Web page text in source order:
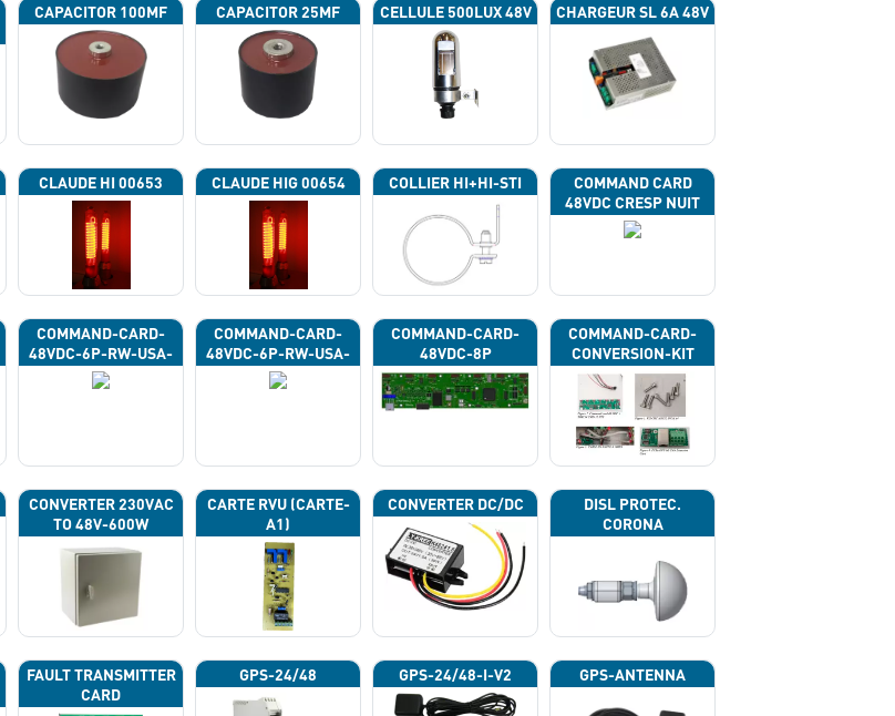
CAPACITOR 100ΜF CAPACITOR 25ΜF CELLULE 500LUX 48V CHARGEUR SL 6A 48V
CLAUDE HI 00653 CLAUDE HIG 00654 COLLIER HI+HI-STI
COMMAND CARD
48VDC CRESP NUIT
COMMAND-CARD-
48VDC-6P-RW-USA-
43H
COMMAND-CARD-
48VDC-6P-RW-USA-
43J
COMMAND-CARD-
48VDC-8P
COMMAND-CARD-
CONVERSION-KIT
CONVERTER 230VAC
TO 48V-600W
CARTE RVU (CARTE-
A1)
CONVERTER DC/DC
DISL PROTEC.
CORONA
FAULT TRANSMITTER
CARD
GPS-24/48 GPS-24/48-I-V2 GPS-ANTENNA